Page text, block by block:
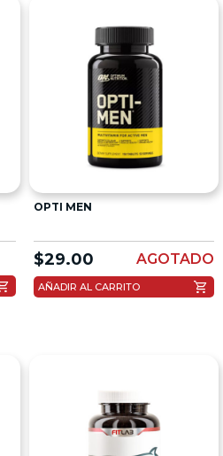
OPTI MEN
$29.00 AGOTADO
AÑADIR AL CARRITO shopping_cart